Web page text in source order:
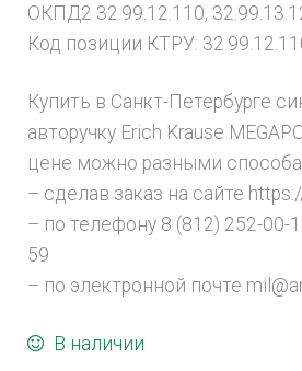
ОКПД2 32.99.12.110,
Код позиции КТРУ:
Купить в Санкт-Петербурге
авторучку Erich Krause
цене можно разными
– сделав заказ на сайте
– по телефону 8 (812) 252-00-
59
– по электронной почте
В наличии